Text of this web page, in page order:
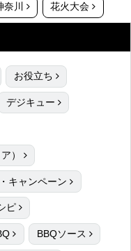
奈川 花火大会
お役立ち
デジキュー
）
キャンペーン
ピ
BBQソース